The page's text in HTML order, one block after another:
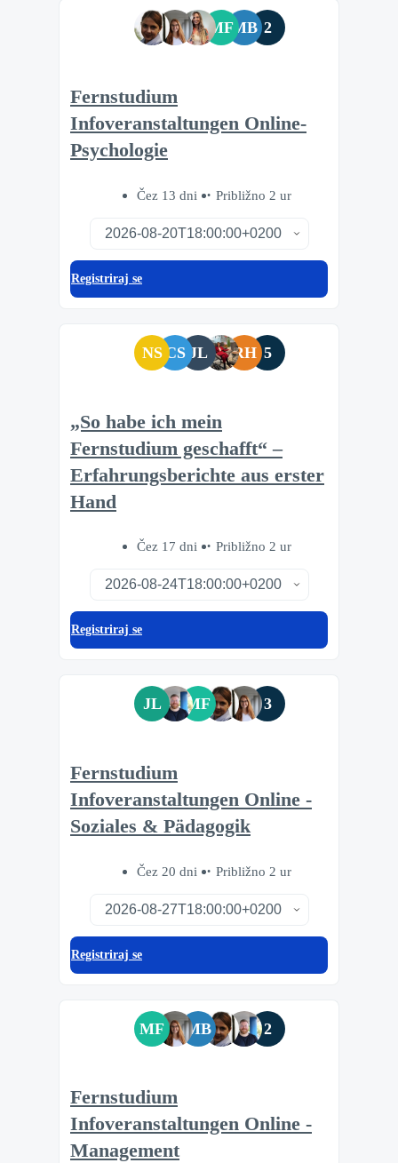
MFMB 2
Fernstudium
Infoveranstaltungen Online-
Psychologie
Čez 13 dni Približno 2 ur
Registriraj se
NS CS JL RH 5
„So habe ich mein
Fernstudium geschafft“ –
Erfahrungsberichte aus erster
Hand
Čez 17 dni Približno 2 ur
Registriraj se
JL MF 3
Fernstudium
Infoveranstaltungen Online -
Soziales & Pädagogik
Čez 20 dni Približno 2 ur
Registriraj se
MF MB 2
Fernstudium
Infoveranstaltungen Online -
Management